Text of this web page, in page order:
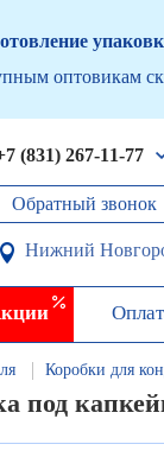
оптовикам
(831) 267-11-77
Обратный звонок
Нижний
Коробки для
под